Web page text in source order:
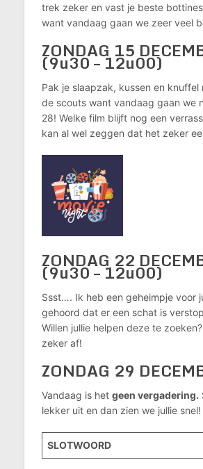
trek zeker en vast je beste
want vandaag gaan we zeer veel
ZONDAG 15
(9u30 – 12u00)
Pak je slaapzak, kussen en knuffel
de scouts want vandaag gaan we
28! Welke film blijft nog een
kan al wel zeggen dat het zeker
ZONDAG 22
(9u30 – 12u00)
Ssst…. Ik heb een geheimpje voor
gehoord dat er een schat is
Willen jullie helpen deze te
zeker af!
ZONDAG 29
Vandaag is het geen vergadering.
lekker uit en dan zien we jullie snel!
SLOTWOORD